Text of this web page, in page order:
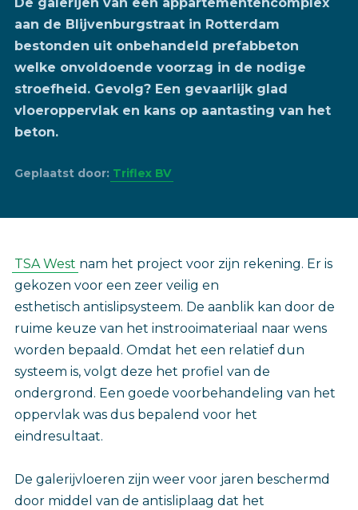
De galerijen van een appartementencomplex
aan de Blijvenburgstraat in Rotterdam
bestonden uit onbehandeld prefabbeton
welke onvoldoende voorzag in de nodige
stroefheid. Gevolg? Een gevaarlijk glad
vloeroppervlak en kans op aantasting van het
beton.
Geplaatst door: Triflex BV
TSA West nam het project voor zijn rekening. Er is
gekozen voor een zeer veilig en
esthetisch antislipsysteem. De aanblik kan door de
ruime keuze van het instrooimateriaal naar wens
worden bepaald. Omdat het een relatief dun
systeem is, volgt deze het profiel van de
ondergrond. Een goede voorbehandeling van het
oppervlak was dus bepalend voor het
eindresultaat.
De galerijvloeren zijn weer voor jaren beschermd
door middel van de antisliplaag dat het